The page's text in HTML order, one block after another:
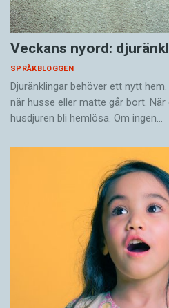
Veckans nyord:
SPRÅKBLOGGEN
Djuränklingar behöver ett nytt
när husse eller matte går bort. När
husdjuren bli hemlösa. Om ingen…